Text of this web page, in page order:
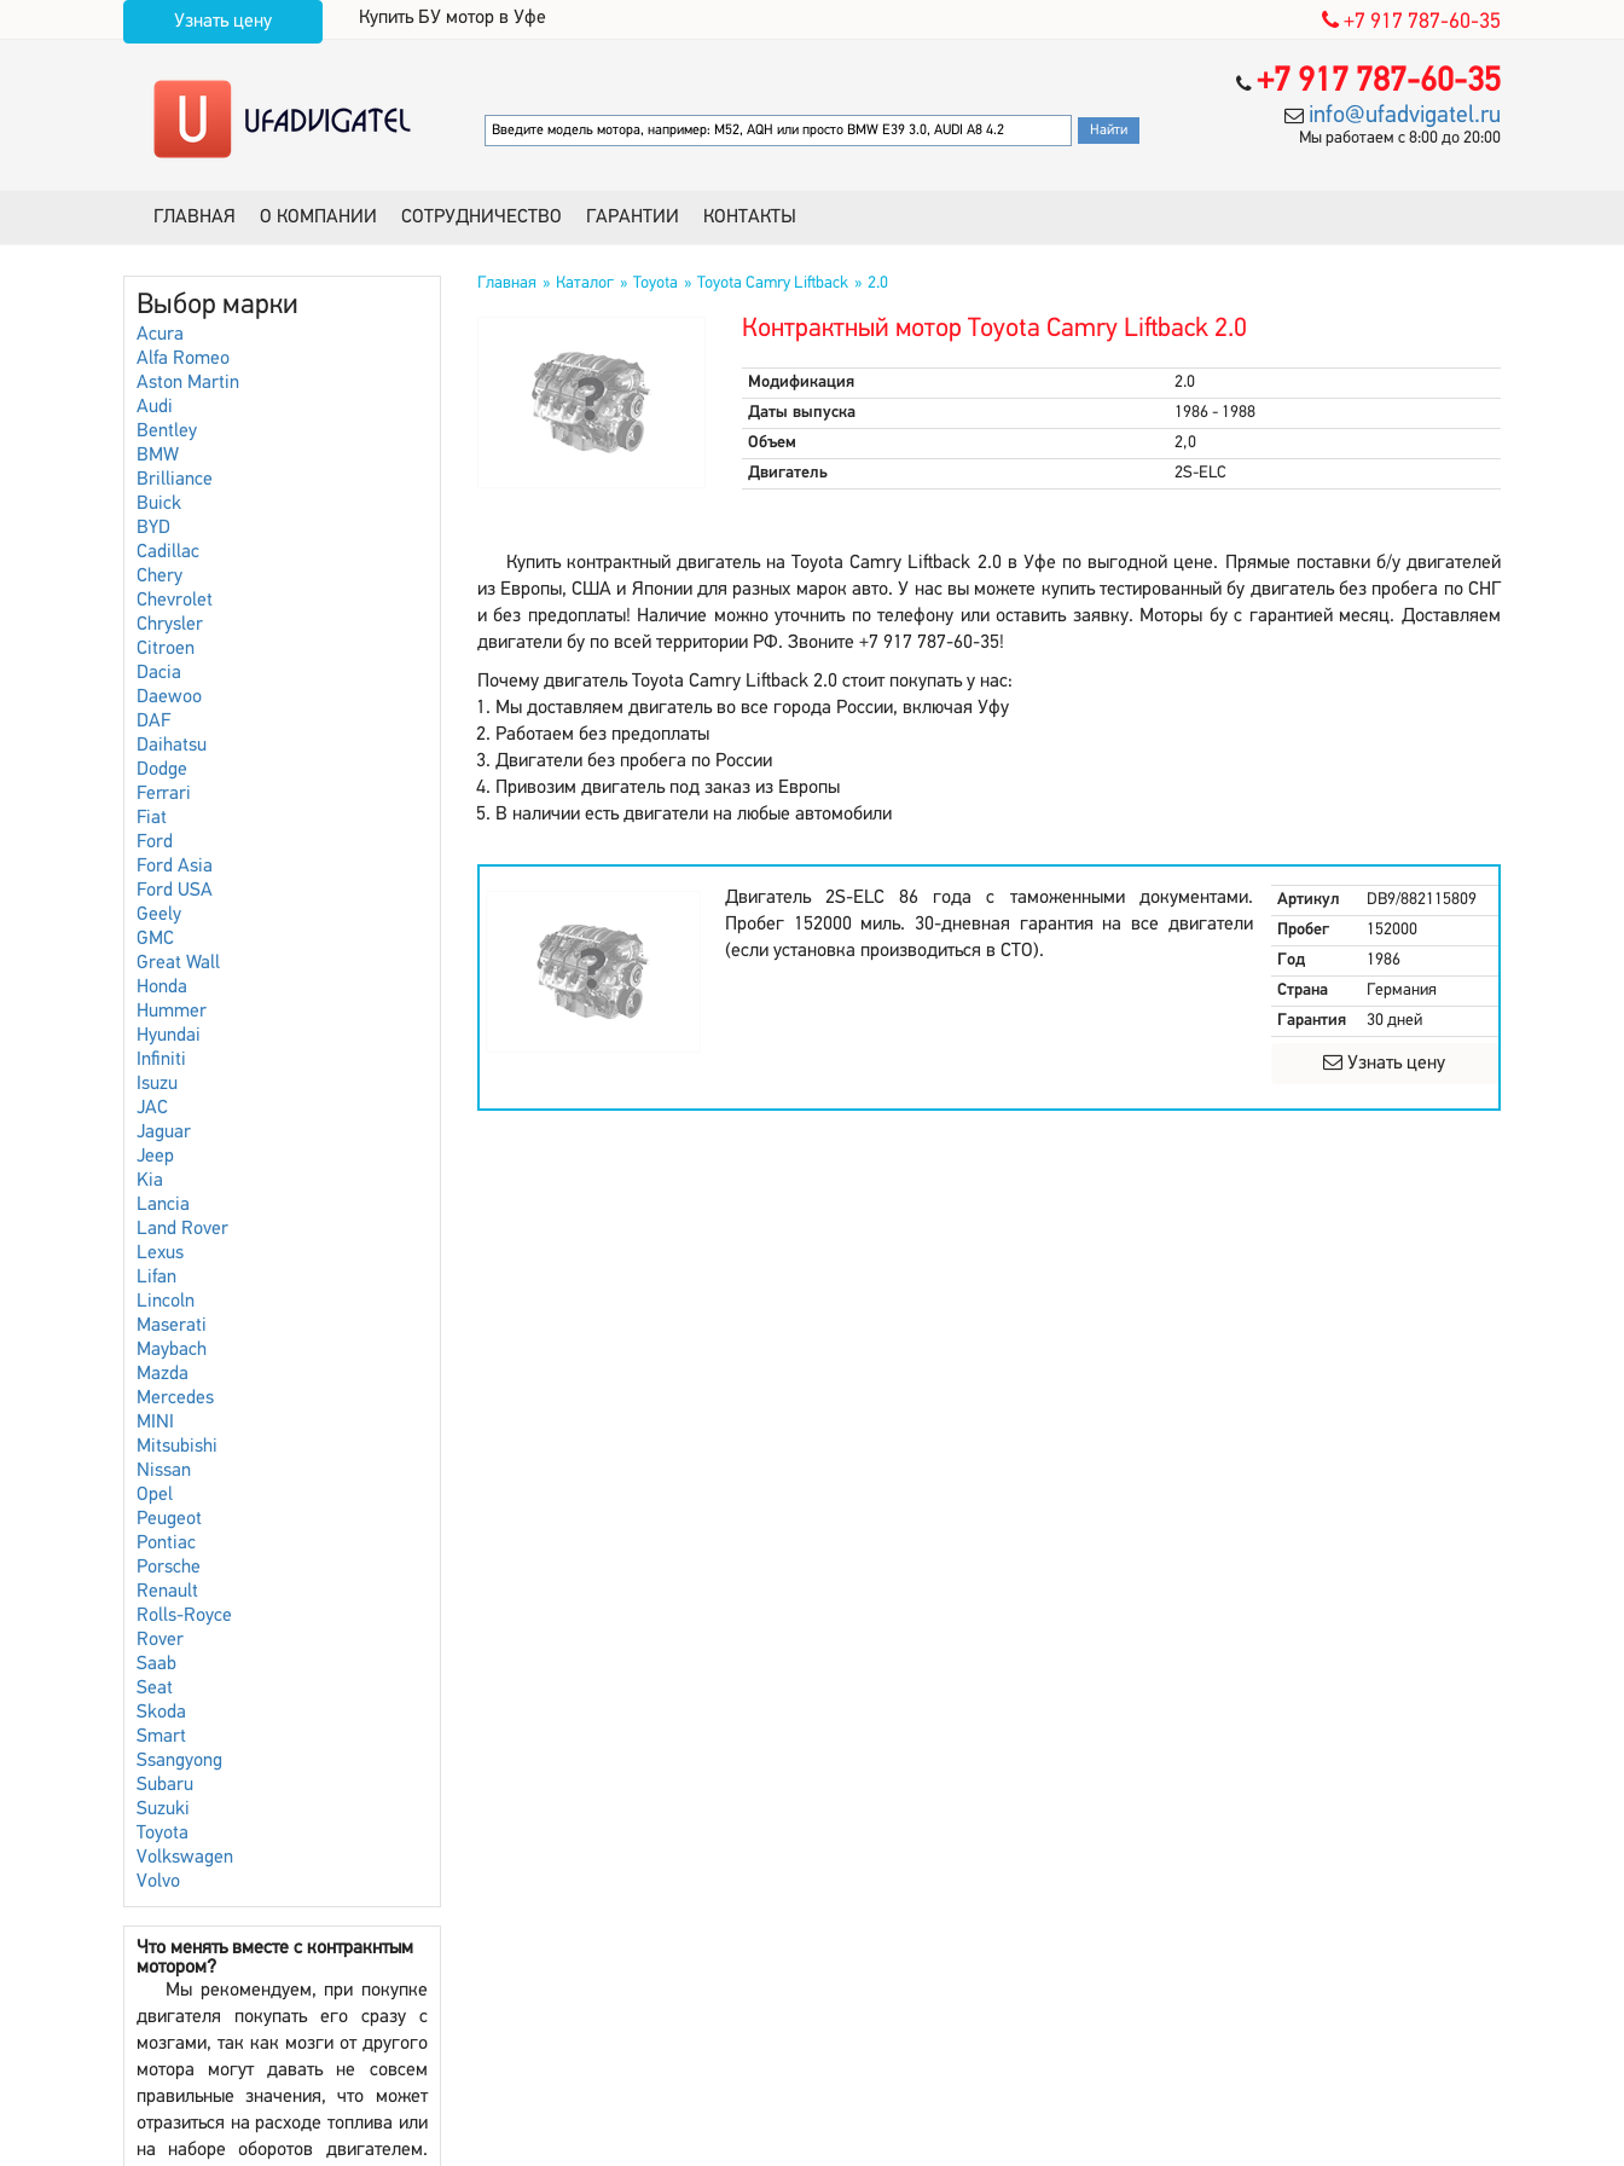
Узнать цену Купить БУ мотор в Уфе +7 917 787-60-35
+7 917 787-60-35
info@ufadvigatel.ru
Мы работаем с 8:00 до 20:00
ГЛАВНАЯ О КОМПАНИИ СОТРУДНИЧЕСТВО ГАРАНТИИ КОНТАКТЫ
Выбор марки
Acura
Alfa Romeo
Aston Martin
Audi
Bentley
BMW
Brilliance
Buick
BYD
Cadillac
Chery
Chevrolet
Chrysler
Citroen
Dacia
Daewoo
DAF
Daihatsu
Dodge
Ferrari
Fiat
Ford
Ford Asia
Ford USA
Geely
GMC
Great Wall
Honda
Hummer
Hyundai
Infiniti
Isuzu
JAC
Jaguar
Jeep
Kia
Lancia
Land Rover
Lexus
Lifan
Lincoln
Maserati
Maybach
Mazda
Mercedes
MINI
Mitsubishi
Nissan
Opel
Peugeot
Pontiac
Porsche
Renault
Rolls-Royce
Rover
Saab
Seat
Skoda
Smart
Ssangyong
Subaru
Suzuki
Toyota
Volkswagen
Volvo
Что менять вместе с контракнтым
мотором?
Мы рекомендуем, при покупке
двигателя покупать его сразу с
мозгами, так как мозги от другого
мотора могут давать не совсем
правильные значения, что может
отразиться на расходе топлива или
на наборе оборотов двигателем.
Главная Каталог Toyota Toyota Camry Liftback 2.0
Контрактный мотор Toyota Camry Liftback 2.0
Модификация
2.0
Даты выпуска
1986 - 1988
Объем
2,0
Двигатель
2S-ELC
Купить контрактный двигатель на Toyota Camry Liftback 2.0 в Уфе по выгодной цене. Прямые поставки б/у двигателей
из Европы, США и Японии для разных марок авто. У нас вы можете купить тестированный бу двигатель без пробега по СНГ
и без предоплаты! Наличие можно уточнить по телефону или оставить заявку. Моторы бу с гарантией месяц. Доставляем
двигатели бу по всей территории РФ. Звоните +7 917 787-60-35!
Почему двигатель Toyota Camry Liftback 2.0 стоит покупать у нас:
Мы доставляем двигатель во все города России, включая Уфу
Работаем без предоплаты
Двигатели без пробега по России
Привозим двигатель под заказ из Европы
В наличии есть двигатели на любые автомобили
Двигатель 2S-ELC 86 года с таможенными документами.
Пробег 152000 миль. 30-дневная гарантия на все двигатели
(если установка производиться в СТО).
Артикул
DB9/882115809
Пробег
152000
Год
1986
Страна
Германия
Гарантия
30 дней
Узнать цену